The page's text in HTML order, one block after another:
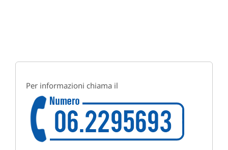
Per informazioni chiama il